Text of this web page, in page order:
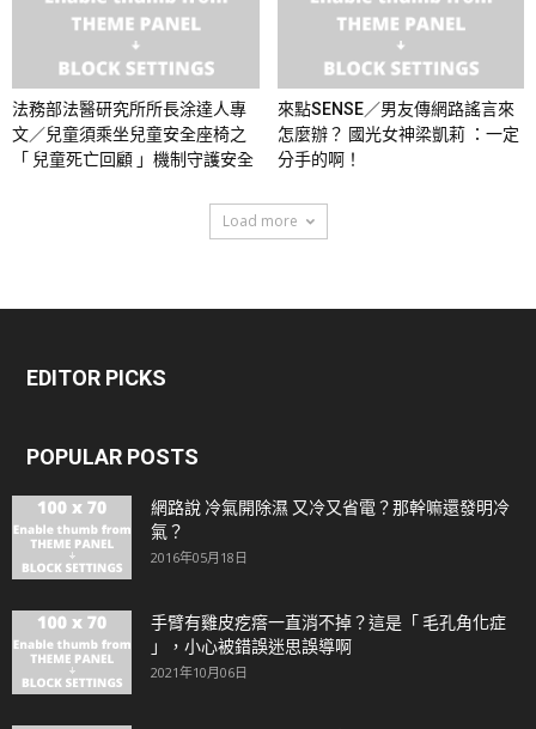
法務部法醫研究所所長涂達人專
文／兒童須乘坐兒童安全座椅之
「 兒童死亡回顧 」機制守護安全
來點SENSE／男友傳網路謠言來
怎麼辦？ 國光女神梁凱莉 ：一定
分手的啊！
Load more
EDITOR PICKS
POPULAR POSTS
網路說 冷氣開除濕 又冷又省電？那幹嘛還發明冷
氣？
2016年05月18日
手臂有雞皮疙瘩一直消不掉？這是「 毛孔角化症
」，小心被錯誤迷思誤導啊
2021年10月06日